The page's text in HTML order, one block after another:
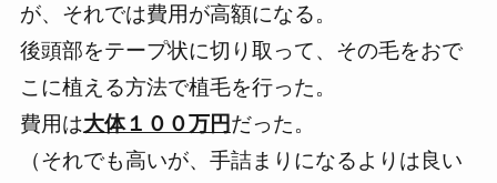
が、それでは費用が高額になる。
後頭部をテープ状に切り取って、その毛をおで
こに植える方法で植毛を行った。
費用は大体１００万円だった。
（それでも高いが、手詰まりになるよりは良い